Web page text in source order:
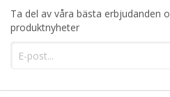
Ta del av våra bästa erbjudanden
produktnyheter